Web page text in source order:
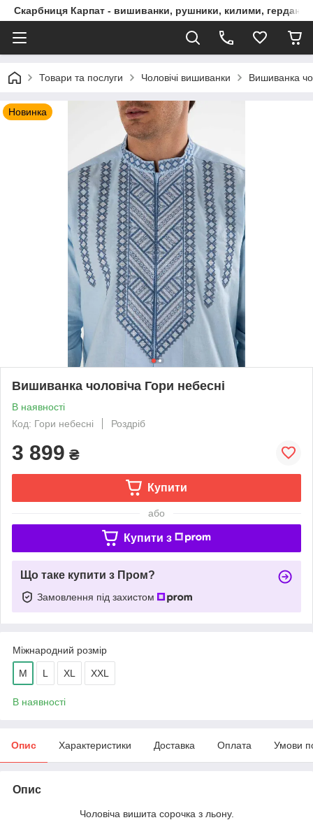
Скарбниця Карпат - вишиванки, рушники, килими, гердани,
Товари та послуги Чоловічі вишиванки Вишиванка
Новинка
Вишиванка чоловіча Гори небесні
В наявності
Код: Гори небесні
Роздріб
3 899 ₴
Купити
або
Купити з
Що таке купити з Пром?
Замовлення під захистом
Міжнародний розмір
M L XL XXL
В наявності
Опис Характеристики Доставка Оплата Умови
Опис
Чоловіча вишита сорочка з льону.